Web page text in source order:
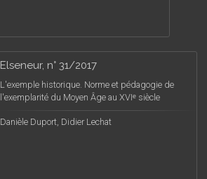
Elseneur, n° 31/2017
L'exemple historique. Norme et pédagogie de
l'exemplarité du Moyen Âge au XVIᵉ siècle
Danièle Duport, Didier Lechat